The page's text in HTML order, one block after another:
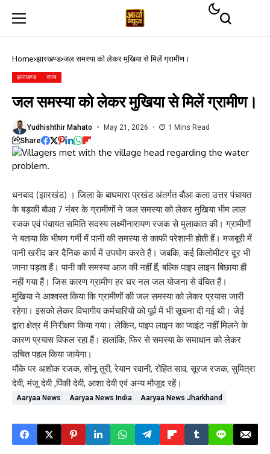
Home झारखण्ड जल समस्या को लेकर मुखिया से मिलें ग्रामीण।
झारखण्ड राज्य
जल समस्या को लेकर मुखिया से मिलें ग्रामीण।
Yudhishthir Mahato May 21, 2026 1 Mins Read
Share
धनबाद (झारखंड) । जिला के बाघमारा प्रखंड अंतर्गत बौआ कला उत्तर पंचायत
के बड़की बौआ 7 नंबर के ग्रामीणों ने जल समस्या को लेकर मुखिया भीम लाल
रजक एवं पंचायत समिति सदस्य लक्ष्मीनारायण रजक से मुलाकात की। ग्रामीणों
ने बताया कि भीषण गर्मी में पानी की समस्या से काफी परेशानी होती हैं। मजबूरी में
पानी खरीद कर दैनिक कार्य में उपयोग करते हैं। जबकि, कई किलोमीटर दूर भी
जाना पड़ता हैं। पानी की समस्या आज की नहीं हैं, बल्कि पाइप लाइन बिछाया ही
नहीं गया हैं। जिस कारण ग्रामीण हर घर नल जल योजना से वंचित हैं।
मुखिया ने आश्वस्त किया कि ग्रामीणों की जल समस्या को लेकर प्रयास जारी
रहेगा। इसको लेकर विभागीय कर्मचारियों को पूर्व में भी सूचना दी गई थी। जेई
द्वारा क्षेत्र में निरीक्षण किया गया। लेकिन, पाइप लाइन का प्वाइंट नहीं मिलने के
कारण प्रयास विफल रहा हैं। हालांकि, फिर से समस्या के समाधान को लेकर
उचित पहल किया जायेगा।
मौके पर अशोक रजक, सोनू तुरी, रेयान रवानी, रोहित साव, सूरज रजक, सुमित्रा
देवी, मंजू देवी ,पिंकी देवी, आशा देवी एवं अन्य मौजूद रहें।
Aaryaa News Aaryaa News India Aaryaa News Jharkhand